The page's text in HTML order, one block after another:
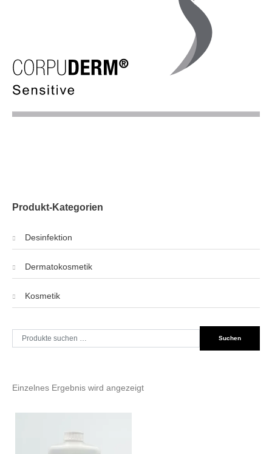
Einzelnes Ergebnis wird angezeigt
Produkt-Kategorien
Desinfektion
Dermatokosmetik
Kosmetik
Suche
nach:
Suchen